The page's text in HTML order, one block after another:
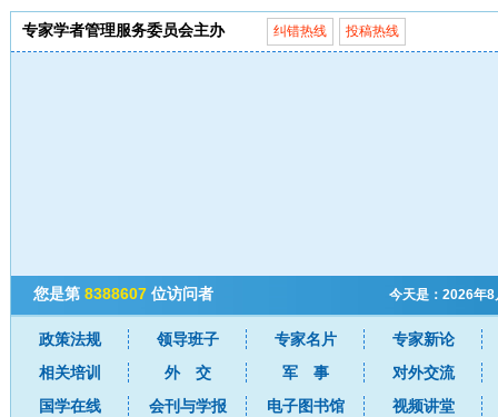
专家学者管理服务委员会主办 纠错热线 投稿热线
您是第 8388607 位访问者 今天是：2026年
政策法规 领导班子 专家名片
专家新论
相关培训
外 交 军 事
对外交流
国学在线
会刊与学报 电子图书馆 视频讲堂